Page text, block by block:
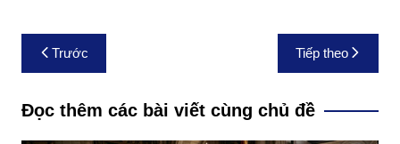
Điều
hướng
bài
viết
Trước Tiếp theo
Đọc thêm các bài viết cùng chủ đề